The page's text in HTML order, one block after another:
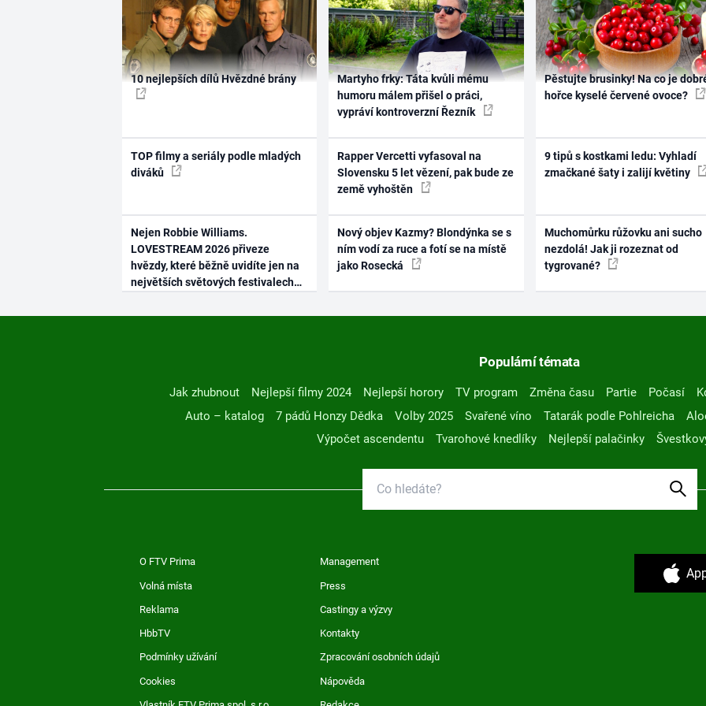
10 nejlepších dílů Hvězdné brány
TOP filmy a seriály podle mladých
diváků
Nejen Robbie Williams.
LOVESTREAM 2026 přiveze
hvězdy, které běžně uvidíte jen na
největších světových festivalech
Martyho frky: Táta kvůli mému
humoru málem přišel o práci,
vypráví kontroverzní Řezník
Rapper Vercetti vyfasoval na
Slovensku 5 let vězení, pak bude ze
země vyhoštěn
Nový objev Kazmy? Blondýnka se s
ním vodí za ruce a fotí se na místě
jako Rosecká
Pěstujte brusinky! Na co je
hořce kyselé červené ovoce?
9 tipů s kostkami ledu: Vyhladí
zmačkané šaty i zalijí květiny
Muchomůrku růžovku ani sucho
nezdolá! Jak ji rozeznat od
tygrované?
Populární témata
Jak zhubnout Nejlepší filmy 2024 Nejlepší horory TV program Změna času Partie Počasí
Auto – katalog
7 pádů Honzy Dědka Volby 2025 Svařené víno Tatarák podle Pohlreicha
Výpočet ascendentu
Tvarohové knedlíky Nejlepší palačinky
O FTV Prima Management
Volná místa Press
Reklama Castingy a výzvy
HbbTV Kontakty
Podmínky užívání Zpracování osobních údajů
Cookies Nápověda